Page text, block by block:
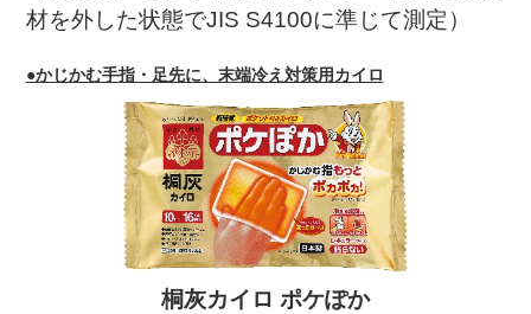
材を外した状態でJIS S4100に準じて測定）
●かじかむ手指・足先に、末端冷え対策用カイロ
桐灰カイロ ポケぽか